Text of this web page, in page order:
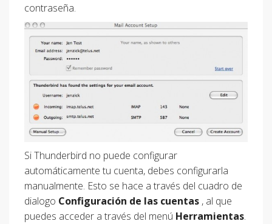
contraseña.
Si Thunderbird no puede configurar
automáticamente tu cuenta, debes configurarla
manualmente. Esto se hace a través del cuadro de
dialogo Configuración de las cuentas , al que
puedes acceder a través del menú Herramientas.